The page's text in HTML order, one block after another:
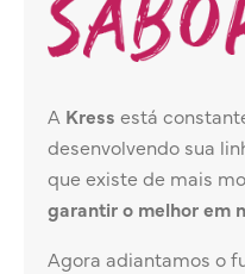
A Kress está
desenvolvendo sua
que existe de mais
garantir o melhor em
Agora adiantamos o